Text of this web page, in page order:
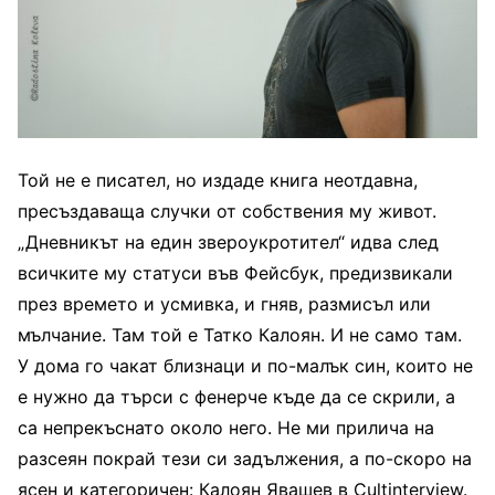
Той не е писател, но издаде книга неотдавна,
пресъздаваща случки от собствения му живот.
„Дневникът на един звероукротител“ идва след
всичките му статуси във Фейсбук, предизвикали
през времето и усмивка, и гняв, размисъл или
мълчание. Там той е Татко Калоян. И не само там.
У дома го чакат близнаци и по-малък син, които не
е нужно да търси с фенерче къде да се скрили, а
са непрекъснато около него. Не ми прилича на
разсеян покрай тези си задължения, а по-скоро на
ясен и категоричен: Калоян Явашев в Cultinterview.